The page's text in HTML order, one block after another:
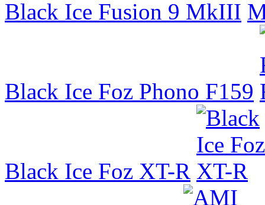
Black Ice Fusion 9 MkIII
Black Ice Foz Phono F159
Black Ice Foz XT-R